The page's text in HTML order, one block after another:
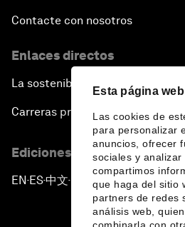
Esta página
Las cookies de
para personalizar
anuncios, ofrecer
sociales y analizar
compartimos
que haga del sitio
partners de redes
análisis web,
Contacte con nosotros
Enlaces directos
La sostenibilidad en el Foro
Carreras profesionales
Ediciones en otros idiomas
EN ▪ES▪中文▪ 日本語